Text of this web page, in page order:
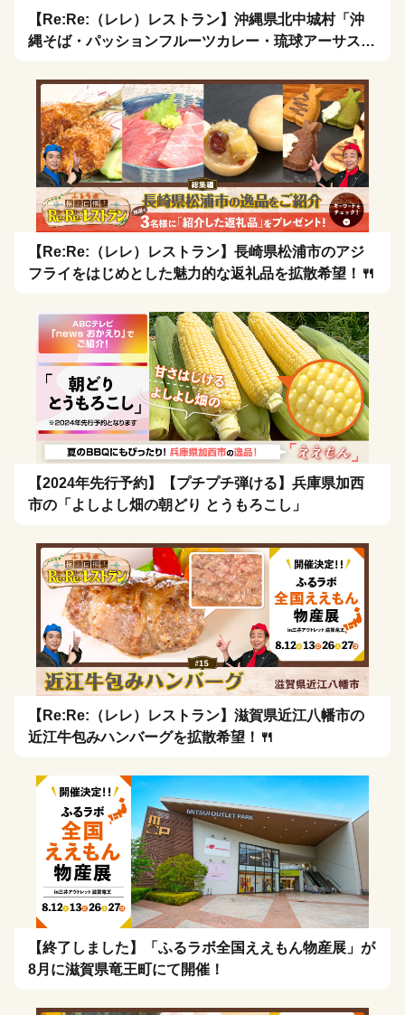
【Re:Re:（レレ）レストラン】沖縄県北中城村「沖
縄そば・パッションフルーツカレー・琉球アーサスー
【Re:Re:（レレ）レストラン】長崎県松浦市のアジ
フライをはじめとした魅力的な返礼品を拡散希望！🍴
【2024年先行予約】【プチプチ弾ける】兵庫県加西
市の「よしよし畑の朝どり とうもろこし」
【Re:Re:（レレ）レストラン】滋賀県近江八幡市の
近江牛包みハンバーグを拡散希望！🍴
【終了しました】「ふるラボ全国ええもん物産展」が
8月に滋賀県竜王町にて開催！